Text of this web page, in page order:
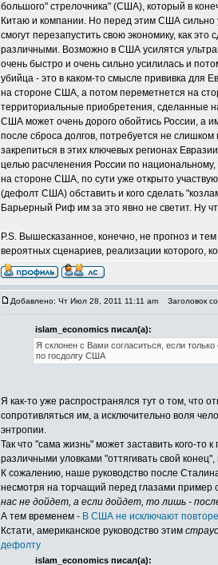
большого" стрелочника" (США), который в
Китаю и компании. Но перед этим США сильно
смогут перезапустить свою экономику, как
различными. Возможно в США усилятся
очень быстро и очень сильно усилилась и
убийца - это в каком-то смысле прививка для
на стороне США, а потом переметнется на
территориальные приобретения, сделанные
США может очень дорого обойтись России, а
после сброса долгов, потребуется не
закрепиться в этих ключевых регионах
целью расчленения России по
на стороне США, по сути уже открыто
(дефолт США) обставить и кого сделать
Барьерный Риф им за это явно не светит. Ну
P.S. Вышесказанное, конечно, не прогноз и
вероятных сценариев, реализации которого,
Добавлено: Чт Июл 28, 2011 11:11 am Заголовок
islam_economics писал(а):
Я склонен с Вами согласиться, если
по госдолгу США
Я как-то уже распространялся тут о том, что
сопротивляться им, а исключительно воля
энтропии.
Так что "сама жизнь" может заставить кого-то
различными уловками "оттягивать свой
К сожалению, наше руководство после
несмотря на торчащий перед глазами
нас не дойдет, а если дойдет, то лишь -
А тем временем - В США не исключают
Кстати, американское руководство этим
дефолту
islam_economics писал(а):